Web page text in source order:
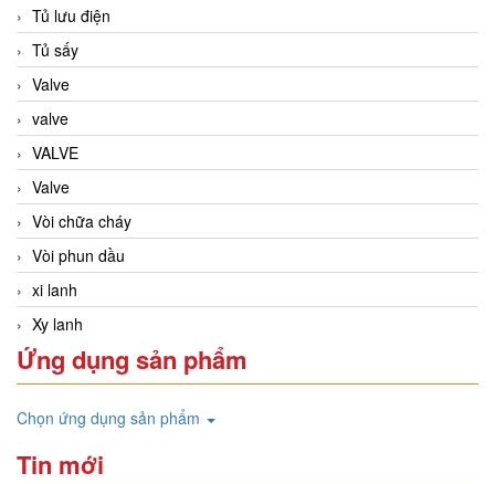
Tủ lưu điện
Tủ sấy
Valve
valve
VALVE
Valve
Vòi chữa cháy
Vòi phun dầu
xi lanh
Xy lanh
Ứng dụng sản phẩm
Chọn ứng dụng sản phẩm
Tin mới